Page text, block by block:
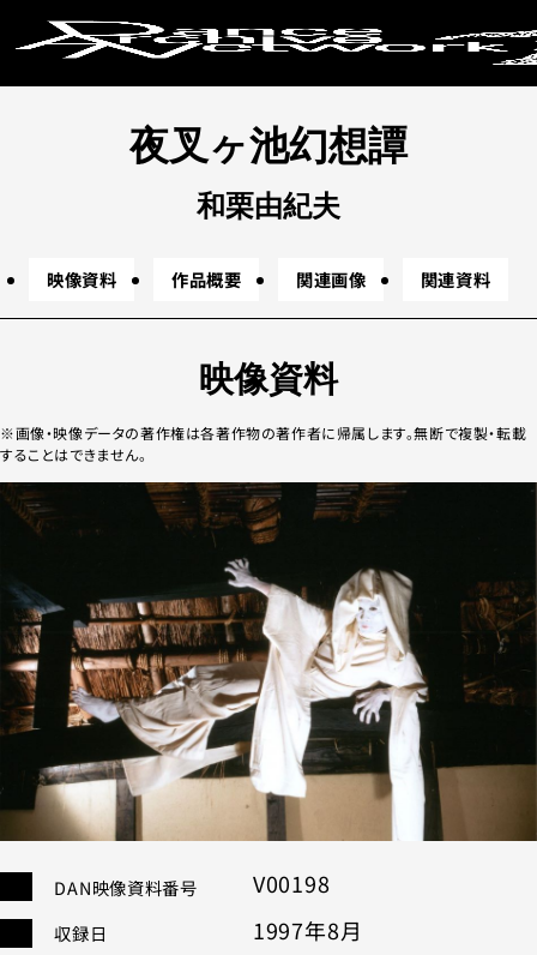
夜叉ヶ池幻想譚
和栗由紀夫
映像資料 作品概要 関連画像 関連資料
映像資料
画像・映像データの著作権は各著作物の著作者に帰属します。無断で複製・転載
することはできません。
DAN映像資料番号 V00198
収録⽇ 1997年8月
キーワードか
地下野外テレビ番組レクイエム
コラボレーション
条件で絞り
上演年代
2020年代
2000年代
1960年代
不明
カテゴリー
モダン
パフォーマンス